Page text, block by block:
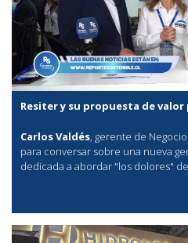
Resiter y su propuesta de
Carlos Valdés, gerente de
para conversar sobre una nueva
dedicada a abordar "los dolores"